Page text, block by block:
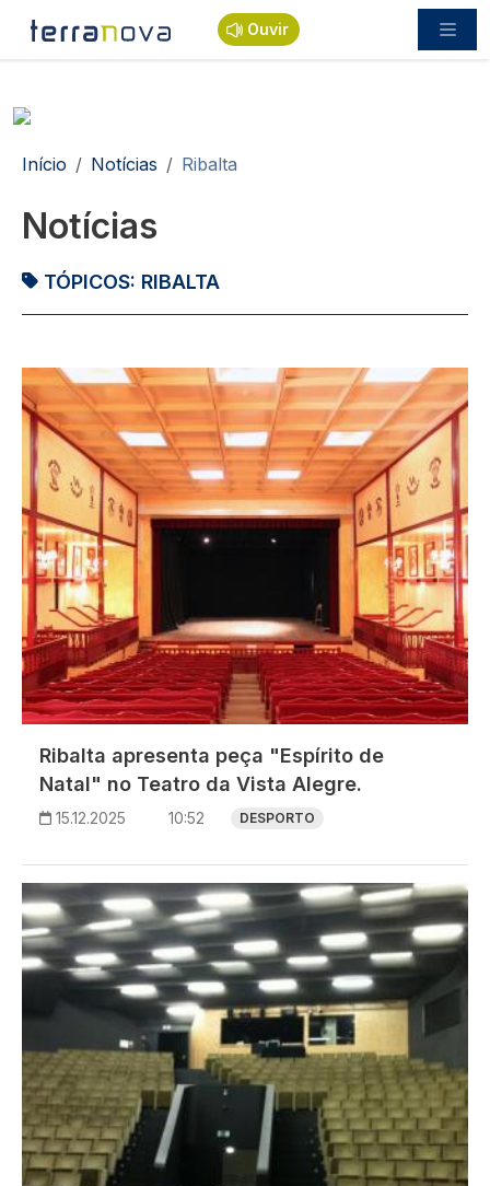
Passar para o conteúdo principal
Ouvir
Navegação estrutural
Início Notícias Ribalta
Notícias
TÓPICOS: RIBALTA
Imagem
Ribalta apresenta peça "Espírito de
Natal" no Teatro da Vista Alegre.
15.12.2025 10:52 DESPORTO
Imagem